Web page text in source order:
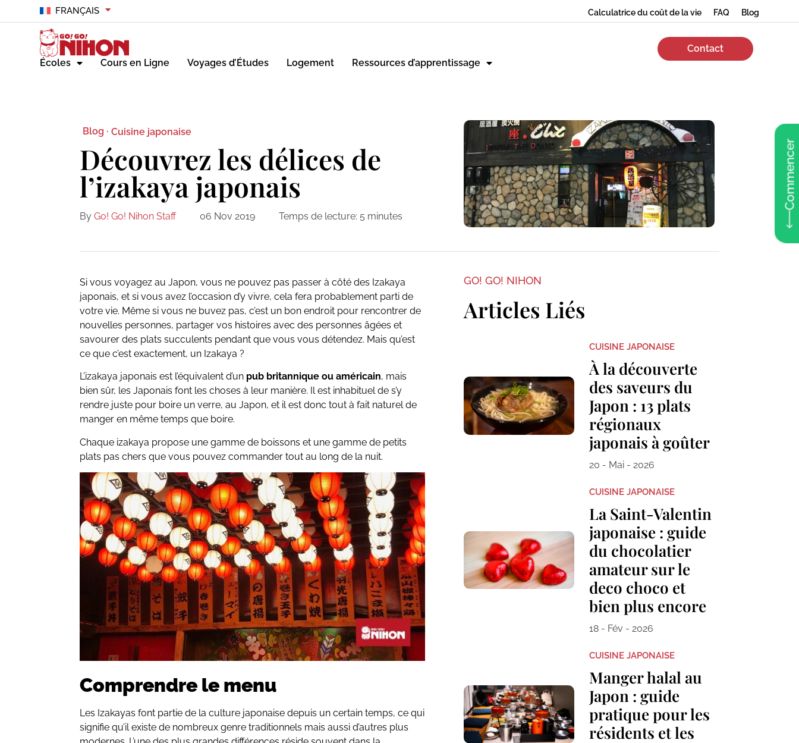
FRANÇAIS Calculatrice du coût de la vie FAQ Blog
Écoles Cours en Ligne Voyages d’Études Logement Ressources d’apprentissage
Contact
Commencer
Blog · Cuisine japonaise
Découvrez les délices de
l’izakaya japonais
By Go! Go! Nihon Staff 06 Nov 2019 Temps de lecture: 5 minutes
Si vous voyagez au Japon, vous ne pouvez pas passer à côté des Izakaya
japonais, et si vous avez l’occasion d’y vivre, cela fera probablement parti de
votre vie. Même si vous ne buvez pas, c’est un bon endroit pour rencontrer de
nouvelles personnes, partager vos histoires avec des personnes âgées et
savourer des plats succulents pendant que vous vous détendez. Mais qu’est
ce que c’est exactement, un Izakaya ?
L’izakaya japonais est l’équivalent d’un pub britannique ou américain, mais
bien sûr, les Japonais font les choses à leur manière. Il est inhabituel de s’y
rendre juste pour boire un verre, au Japon, et il est donc tout à fait naturel de
manger en même temps que boire.
Chaque izakaya propose une gamme de boissons et une gamme de petits
plats pas chers que vous pouvez commander tout au long de la nuit.
Comprendre le menu
Les Izakayas font partie de la culture japonaise depuis un certain temps, ce qui
signifie qu’il existe de nombreux genre traditionnels mais aussi d’autres plus
GO! GO! NIHON
Articles Liés
CUISINE JAPONAISE
À la découverte
des saveurs du
Japon : 13 plats
régionaux
japonais à goûter
20 - Mai - 2026
CUISINE JAPONAISE
La Saint-Valentin
japonaise : guide
du chocolatier
amateur sur le
deco choco et
bien plus encore
18 - Fév - 2026
CUISINE JAPONAISE
Manger halal au
Japon : guide
pratique pour les
résidents et les